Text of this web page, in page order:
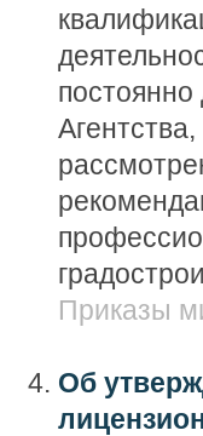
Приказы
Об